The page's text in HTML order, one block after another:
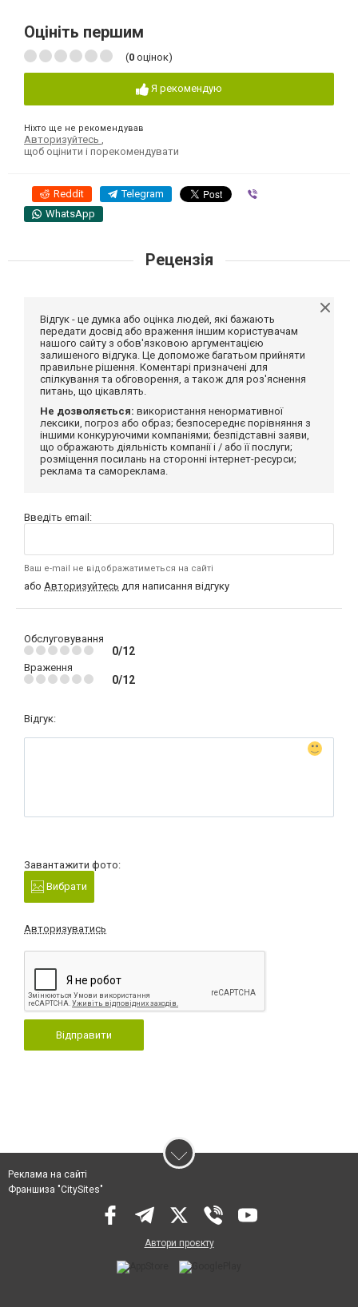
Оцініть першим
(0 оцінок)
Я рекомендую
Ніхто ще не рекомендував
Авторизуйтесь
щоб оцінити і порекомендувати
Reddit Telegram
WhatsApp
Рецензія
Відгук - це думка або оцінка людей, які бажають
передати досвід або враження іншим користувачам
нашого сайту з обов'язковою аргументацією
залишеного відгука. Це допоможе багатьом прийняти
правильне рішення. Коментарі призначені для
спілкування та обговорення, а також для роз'яснення
питань, що цікавлять.
Не дозволяється: використання ненормативної
лексики, погроз або образ; безпосереднє порівняння з
іншими конкуруючими компаніями; безпідставні заяви,
що ображають діяльність компанії і / або її послуги;
розміщення посилань на сторонні інтернет-ресурси;
реклама та самореклама.
Введіть email:
Ваш e-mail не відображатиметься на сайті
або Авторизуйтесь для написання відгуку
Обслуговування
0/12
Враження
0/12
Відгук:
Завантажити фото:
Вибрати
Авторизуватись
Відправити
Реклама на сайті
Франшиза "CitySites"
Автори проєкту